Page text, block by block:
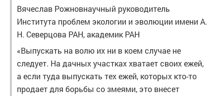
Вячеслав Рожновнаучный руководитель
Института проблем экологии и эволюции имени А.
Н. Северцова РАН, академик РАН
«Выпускать на волю их ни в коем случае не
следует. На дачных участках хватает своих ежей,
а если туда выпускать тех ежей, которых кто-то
продает для борьбы со змеями, это внесет